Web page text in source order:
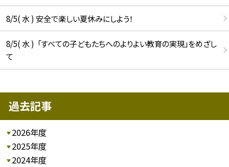
8/5( 水 ) 安全で楽しい夏休みにしよう！
8/5( 水 ) 「すべての子どもたちへのよりよい教育の実現」をめざし
て
過去記事
2026年度
2025年度
2024年度